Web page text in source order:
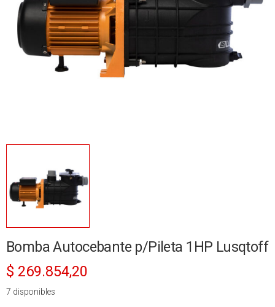
Bomba Autocebante p/Pileta 1HP Lusqtoff
$ 269.854,20
7 disponibles